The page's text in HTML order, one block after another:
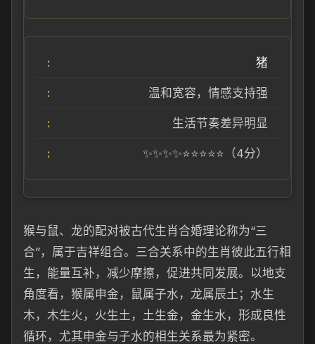
猪
温和宽容，情感支持强
生活节奏差异明显
✨✨✨✨⭐⭐⭐⭐⭐（4分）
猴与鼠、龙的配对被古代生肖合婚理论称为“三
合”，属于吉祥组合。三合关系中的生肖彼此五行相
生，能量互补，减少摩擦，促进共同发展。以地支
角度看，猴属申金，鼠属子水，龙属辰土；水生
木，木生火，火生土，土生金，金生水，形成良性
循环，尤其申金与子水的相生关系最为紧密。